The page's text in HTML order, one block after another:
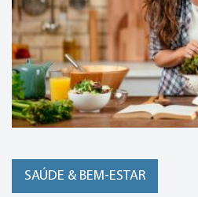
SAÚDE & BEM-ESTAR